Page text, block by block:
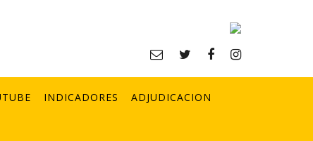
INDICADORES ADJUDICACION